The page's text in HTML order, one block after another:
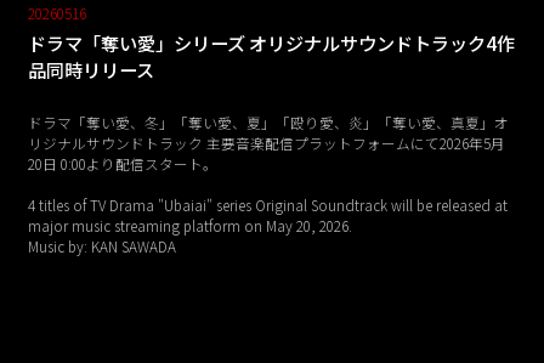
20260516
ドラマ「奪い愛」シリーズ オリジナルサウンドトラック4作
品同時リリース
ドラマ「奪い愛、冬」「奪い愛、夏」「殴り愛、炎」「奪い愛、真夏」オ
リジナルサウンドトラック 主要音楽配信プラットフォームにて2026年5月
20日 0:00より配信スタート。
4 titles of TV Drama "Ubaiai" series Original Soundtrack will be released at
major music streaming platform on May 20, 2026.
Music by: KAN SAWADA